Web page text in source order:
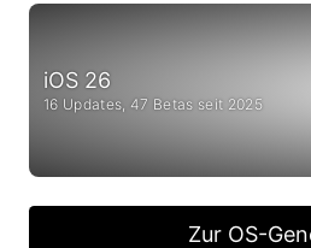
iOS 26
16 Updates, 47 Betas seit 2025
Zur OS-